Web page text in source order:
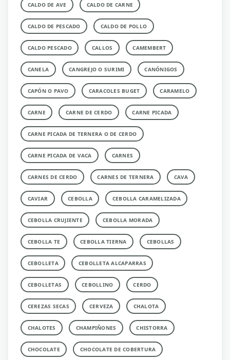
CALDO DE AVE CALDO DE CARNE
CALDO DE PESCADO CALDO DE POLLO
CALDO PESCADO CALLOS CAMEMBERT
CANELA CANGREJO O SURIMI CANÓNIGOS
CAPÓN O PAVO CARACOLES BUGET CARAMELO
CARNE CARNE DE CERDO CARNE PICADA
CARNE PICADA DE TERNERA O DE CERDO
CARNE PICADA DE VACA CARNES
CARNES DE CERDO CARNES DE TERNERA CAVA
CAVIAR CEBOLLA CEBOLLA CARAMELIZADA
CEBOLLA CRUJIENTE CEBOLLA MORADA
CEBOLLA TE CEBOLLA TIERNA CEBOLLAS
CEBOLLETA CEBOLLETA ALCAPARRAS
CEBOLLETAS CEBOLLINO CERDO
CEREZAS SECAS CERVEZA CHALOTA
CHALOTES CHAMPIÑONES CHISTORRA
CHOCOLATE CHOCOLATE DE COBERTURA